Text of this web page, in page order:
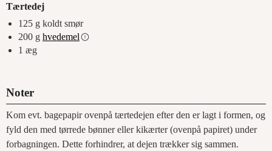
Tærtedej
125 g koldt smør
200 g hvedemel
1 æg
Noter
Kom evt. bagepapir ovenpå tærtedejen efter den er lagt i formen, og
fyld den med tørrede bønner eller kikærter (ovenpå papiret) under
forbagningen. Dette forhindrer, at dejen trækker sig sammen.